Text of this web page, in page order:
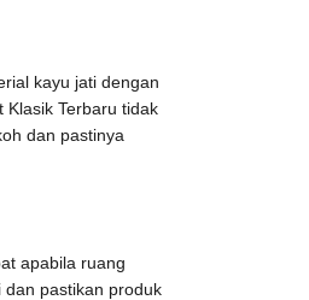
kayu jati dengan
Terbaru tidak
dan pastinya
apabila ruang
pastikan produk